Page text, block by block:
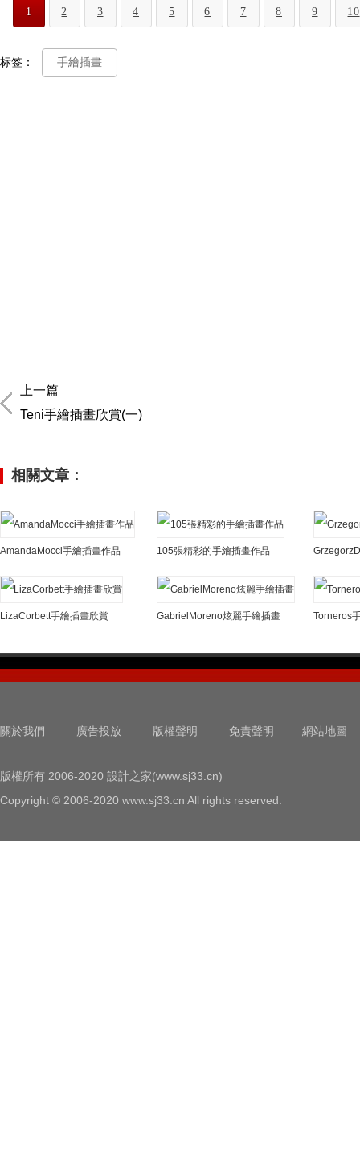
1 2 3 4 5 6 7 8 9 10
标签： 手繪插畫
上一篇
Teni手繪插畫欣賞(一)
相關文章：
AmandaMocci手繪插畫作品 105張精彩的手繪插畫作品
LizaCorbett手繪插畫欣賞 GabrielMoreno炫麗手繪插畫 Torneros
關於我們 廣告投放 版權聲明 免責聲明 網站地圖
版權所有 2006-2020 設計之家(www.sj33.cn)
Copyright © 2006-2020 www.sj33.cn All rights reserved.